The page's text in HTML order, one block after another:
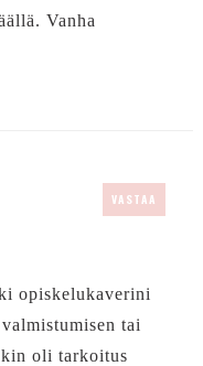
Vanha
VASTAA
opiskelukaverini
tai
oli tarkoitus